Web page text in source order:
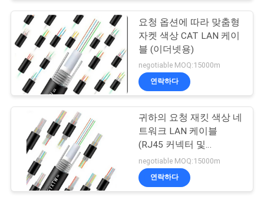
CAT7 랜 케이블
CAT8 랜 케이블
8
요청 옵션에 따라 맞춤형
자켓 색상 CAT LAN 케이
블 (이더넷용)
negotiable MOQ:15000m
연락하다
귀하의 요청 재킷 색상 네
트워크 LAN 케이블
(RJ45 커넥터 및
STP/UTP 와이어 타입)
negotiable MOQ:15000m
연락하다